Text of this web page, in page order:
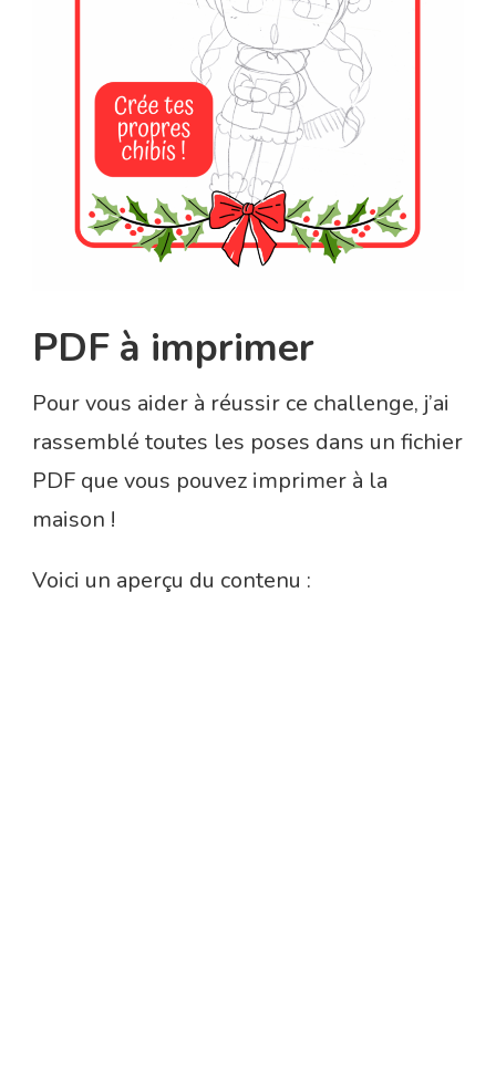
PDF à imprimer
Pour vous aider à réussir ce challenge, j’ai
rassemblé toutes les poses dans un fichier
PDF que vous pouvez imprimer à la
maison !
Voici un aperçu du contenu :